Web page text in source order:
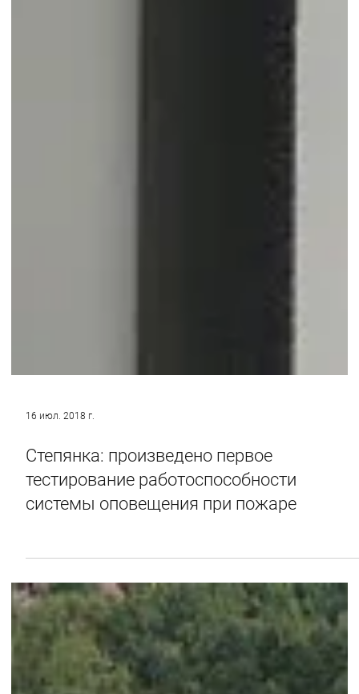
Степянка: произведено первое
тестирование работоспособности
системы оповещения при пожаре